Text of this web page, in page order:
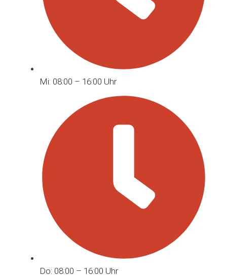
Mi: 08:00 – 16:00 Uhr
Do: 08:00 – 16:00 Uhr